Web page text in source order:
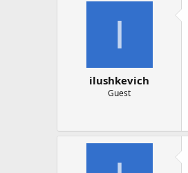
I
ilushkevich
Guest